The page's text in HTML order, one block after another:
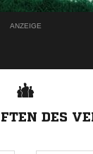
ANZEIGE
DES